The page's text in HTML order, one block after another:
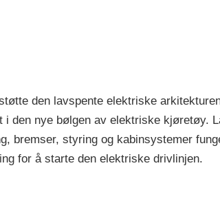
den lavspente elektriske
den nye bølgen av elektriske kjøretøy.
bremser, styring og kabinsystemer
for å starte den elektriske drivlinjen.